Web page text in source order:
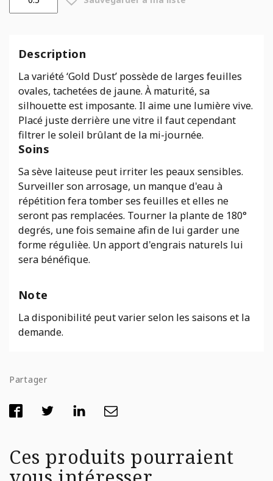
Codiaeum
Description
La variété ‘Gold Dust’ possède de larges feuilles
ovales, tachetées de jaune. À maturité, sa
silhouette est imposante. Il aime une lumière vive.
Placé juste derrière une vitre il faut cependant
filtrer le soleil brûlant de la mi-journée.
Soins
Sa sève laiteuse peut irriter les peaux sensibles.
Surveiller son arrosage, un manque d'eau à
répétition fera tomber ses feuilles et elles ne
seront pas remplacées. Tourner la plante de 180°
degrés, une fois semaine afin de lui garder une
forme régulièe. Un apport d'engrais naturels lui
sera bénéfique.
Note
La disponibilité peut varier selon les saisons et la
demande.
Partager
Ces produits pourraient